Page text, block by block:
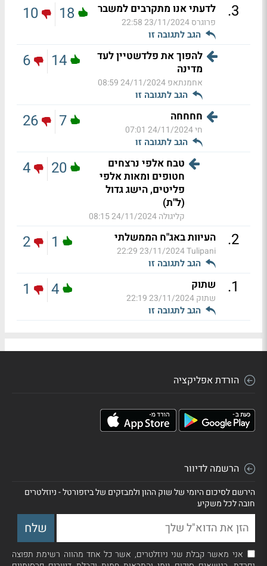
3
. לדעתי אנו מתקרבים למשבר
פרוגרס23/11/2024 22:58
הגב לתגובה זו
18
10
להפוך את פלדשטיין לעד
מדינה
אחמנתאפ24/11/2024 08:59
הגב לתגובה זו
14
6
חחחחה
חי24/11/2024 07:01
הגב לתגובה זו
7
26
טבח אלפי נרצחים
חטופים ומאות אלפי
פליטים, הישג גדול
(ל"ת)
קליגולה24/11/2024 08:15
20
4
2
. העיוות באג"ח הממשלתי
Tulipani
23/11/2024 22:29
הגב לתגובה זו
1
2
1
. שתוק
שתוק23/11/2024 22:19
הגב לתגובה זו
4
1
הורדת אפליקציה
הרשמה לדיוור
הירשם לסיכום היומי של שוק ההון ולמבזקים של ביזפורטל - ניוזלטרים
חובה לכל משקיע
אני מאשר קבלת שני ניוזלטרים, אשר כל אחד מהווה רשימת תפוצה